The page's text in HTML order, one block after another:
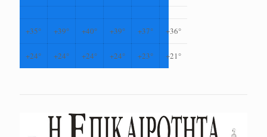
+35° +39° +40° +39° +37° +36°
+24° +24° +24° +24° +23° +21°